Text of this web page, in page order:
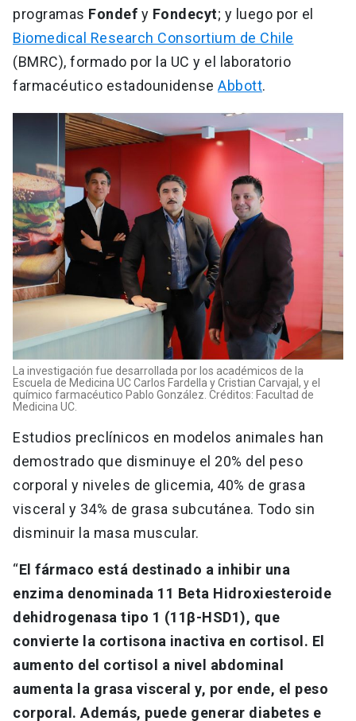
programas Fondef y Fondecyt; y luego por el
Biomedical Research Consortium de Chile
(BMRC), formado por la UC y el laboratorio
farmacéutico estadounidense Abbott.
La investigación fue desarrollada por los académicos de la
Escuela de Medicina UC Carlos Fardella y Cristian Carvajal, y el
químico farmacéutico Pablo González. Créditos: Facultad de
Medicina UC.
Estudios preclínicos en modelos animales han
demostrado que disminuye el 20% del peso
corporal y niveles de glicemia, 40% de grasa
visceral y 34% de grasa subcutánea. Todo sin
disminuir la masa muscular.
“El fármaco está destinado a inhibir una
enzima denominada 11 Beta Hidroxiesteroide
dehidrogenasa tipo 1 (11β-HSD1), que
convierte la cortisona inactiva en cortisol. El
aumento del cortisol a nivel abdominal
aumenta la grasa visceral y, por ende, el peso
corporal. Además, puede generar diabetes e